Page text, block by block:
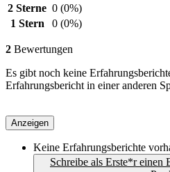
2 Sterne 0 (0%)
1 Stern
0 (0%)
2 Bewertungen
Es gibt noch keine
Erfahrungsbericht in einer anderen
Anzeigen
Keine Erfahrungsberichte
Schreibe als Erste*r einen